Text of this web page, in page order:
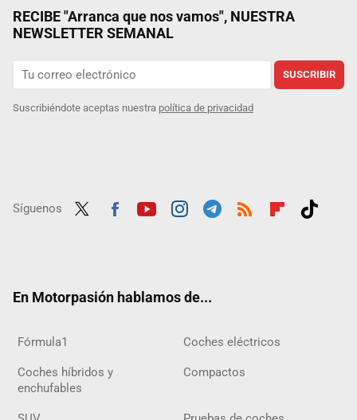
RECIBE "Arranca que nos vamos", NUESTRA
NEWSLETTER SEMANAL
SUSCRIBIR
Suscribiéndote aceptas nuestra política de privacidad
Síguenos
En Motorpasión hablamos de...
Fórmula1 Coches eléctricos
Coches híbridos y
enchufables
Compactos